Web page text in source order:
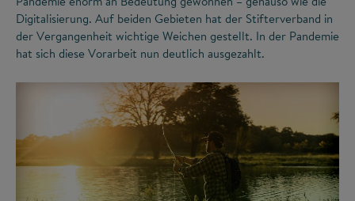
Digitalisierung. Auf beiden Gebieten hat der Stifterverband in
der Vergangenheit wichtige Weichen gestellt. In der Pandemie
hat sich diese Vorarbeit nun deutlich ausgezahlt.